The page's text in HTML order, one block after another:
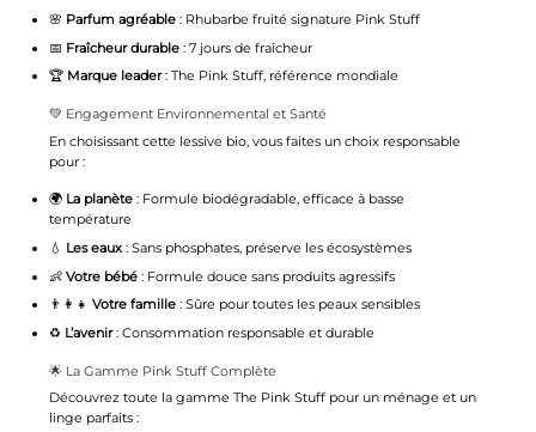
🌸 Parfum agréable: Rhubarbe fruité signature Pink Stuff
📅 Fraîcheur durable: 7 jours de fraîcheur
🏆 Marque leader: The Pink Stuff, référence mondiale
💚 Engagement Environnemental et Santé
En choisissant cette lessive bio, vous faites un choix responsable
pour :
🌍 La planète: Formule biodégradable, efficace à basse
température
💧 Les eaux: Sans phosphates, préserve les écosystèmes
👶 Votre bébé: Formule douce sans produits agressifs
👨‍👩‍👧 Votre famille: Sûre pour toutes les peaux sensibles
♻️ L’avenir: Consommation responsable et durable
🌟 La Gamme Pink Stuff Complète
Découvrez toute la gamme The Pink Stuffpour un ménage et un
linge parfaits :